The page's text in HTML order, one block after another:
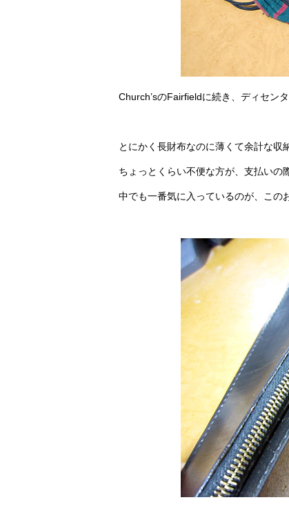
Church’sのFairfieldに続き、ディセン
とにかく長財布なのに薄くて余計な収
ちょっとくらい不便な方が、支払いの
中でも一番気に入っているのが、この